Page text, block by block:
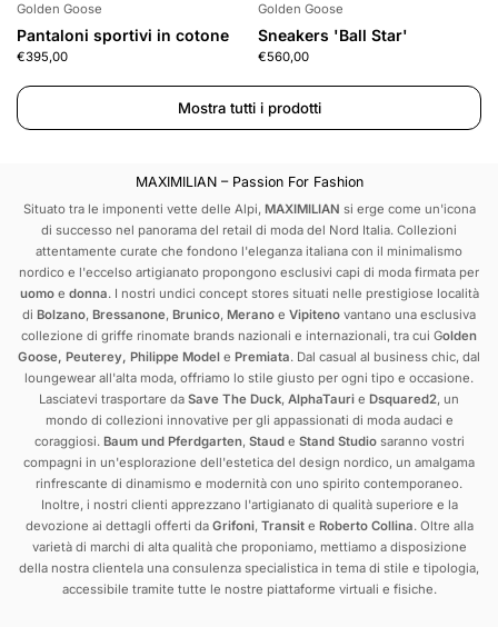
Golden Goose
Pantaloni sportivi in cotone
€395,00
Golden Goose
Sneakers 'Ball Star'
€560,00
Mostra tutti i prodotti
MAXIMILIAN – Passion For Fashion
Situato tra le imponenti vette delle Alpi, MAXIMILIAN si erge come un'icona
di successo nel panorama del retail di moda del Nord Italia. Collezioni
attentamente curate che fondono l'eleganza italiana con il minimalismo
nordico e l'eccelso artigianato propongono esclusivi capi di moda firmata per
uomo e donna. I nostri undici concept stores situati nelle prestigiose località
di Bolzano, Bressanone, Brunico, Merano e Vipiteno vantano una esclusiva
collezione di griffe rinomate brands nazionali e internazionali, tra cui Golden
Goose, Peuterey, Philippe Model e Premiata. Dal casual al business chic, dal
loungewear all'alta moda, offriamo lo stile giusto per ogni tipo e occasione.
Lasciatevi trasportare da Save The Duck, AlphaTauri e Dsquared2, un
mondo di collezioni innovative per gli appassionati di moda audaci e
coraggiosi. Baum und Pferdgarten, Staud e Stand Studiosaranno vostri
compagni in un'esplorazione dell'estetica del design nordico, un amalgama
rinfrescante di dinamismo e modernità con uno spirito contemporaneo.
Inoltre, i nostri clienti apprezzano l'artigianato di qualità superiore e la
devozione ai dettagli offerti da Grifoni, Transit e Roberto Collina. Oltre alla
varietà di marchi di alta qualità che proponiamo, mettiamo a disposizione
della nostra clientela una consulenza specialistica in tema di stile e tipologia,
accessibile tramite tutte le nostre piattaforme virtuali e fisiche.